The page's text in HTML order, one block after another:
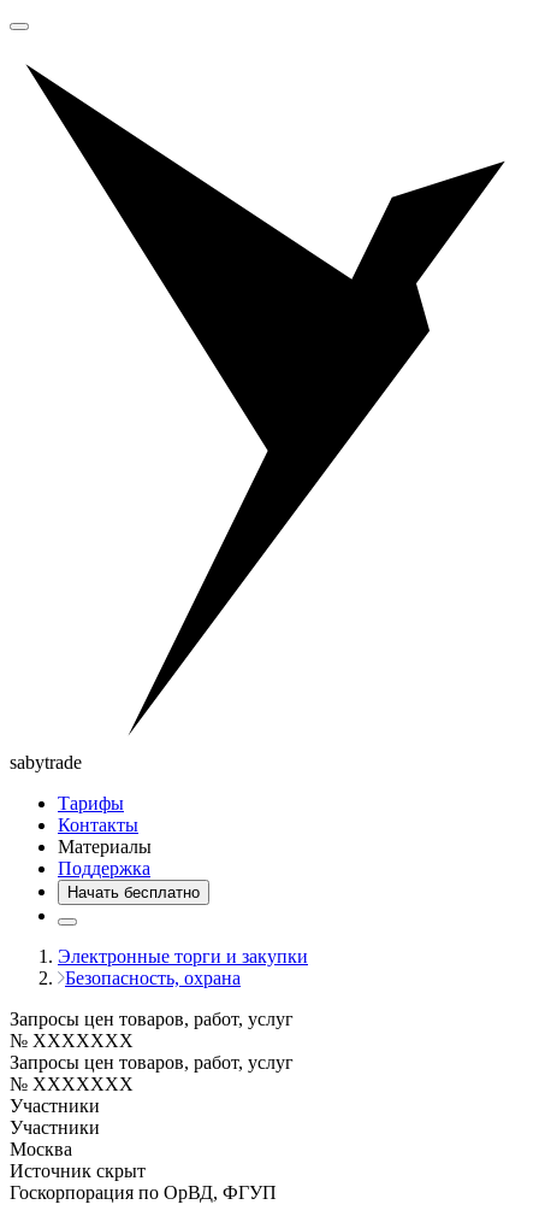
sabytrade
Тарифы
Контакты
Материалы
Поддержка
Начать бесплатно
Электронные торги и закупки
Безопасность, охрана
Запросы цен товаров, работ, услуг
№ XXXXXXX
Запросы цен товаров, работ, услуг
№ XXXXXXX
Участники
Участники
Москва
Источник скрыт
Госкорпорация по ОрВД, ФГУП